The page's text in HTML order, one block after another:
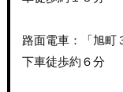
路面電車：「旭町
下車徒歩約６分